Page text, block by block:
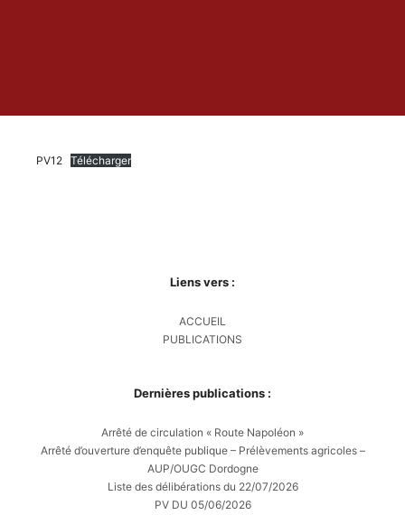
PV12 Télécharger
Liens vers :
ACCUEIL
PUBLICATIONS
Dernières publications :
Arrêté de circulation « Route Napoléon »
Arrêté d’ouverture d’enquête publique – Prélèvements agricoles –
AUP/OUGC Dordogne
Liste des délibérations du 22/07/2026
PV DU 05/06/2026